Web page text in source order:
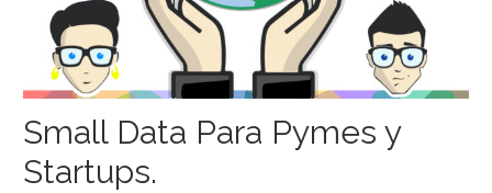
Small Data Para Pymes y
Startups.